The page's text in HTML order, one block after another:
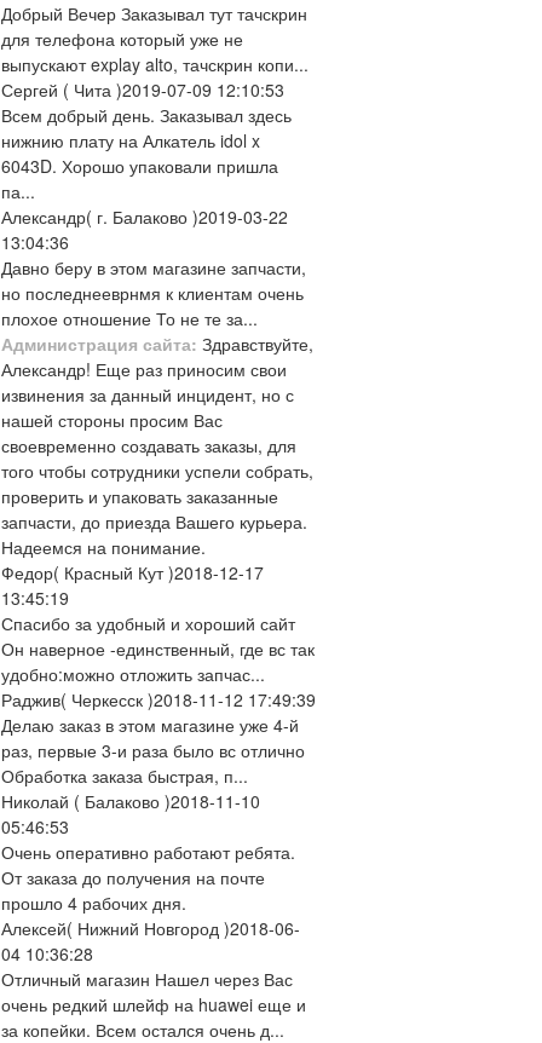
Добрый Вечер Заказывал тут тачскрин
для телефона который уже не
выпускают explay alto, тачскрин копи...
Сергей ( Чита )2019-07-09 12:10:53
Всем добрый день. Заказывал здесь
нижнию плату на Алкатель idol x
6043D. Хорошо упаковали пришла
па...
Александр( г. Балаково )2019-03-22
13:04:36
Давно беру в этом магазине запчасти,
но последнееврнмя к клиентам очень
плохое отношение То не те за...
Администрация сайта: Здравствуйте,
Александр! Еще раз приносим свои
извинения за данный инцидент, но с
нашей стороны просим Вас
своевременно создавать заказы, для
того чтобы сотрудники успели собрать,
проверить и упаковать заказанные
запчасти, до приезда Вашего курьера.
Надеемся на понимание.
Федор( Красный Кут )2018-12-17
13:45:19
Спасибо за удобный и хороший сайт
Он наверное -единственный, где вс так
удобно:можно отложить запчас...
Раджив( Черкесск )2018-11-12 17:49:39
Делаю заказ в этом магазине уже 4-й
раз, первые 3-и раза было вс отлично
Обработка заказа быстрая, п...
Николай ( Балаково )2018-11-10
05:46:53
Очень оперативно работают ребята.
От заказа до получения на почте
прошло 4 рабочих дня.
Алексей( Нижний Новгород )2018-06-
04 10:36:28
Отличный магазин Нашел через Вас
очень редкий шлейф на huawei еще и
за копейки. Всем остался очень д...